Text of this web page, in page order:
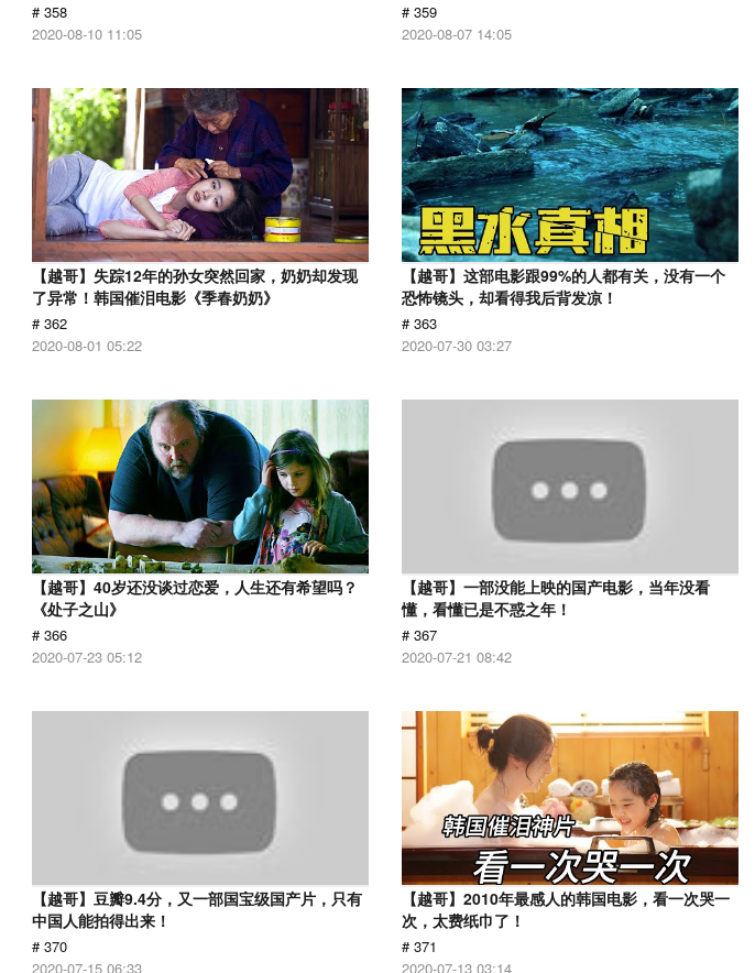
# 358
2020-08-10 11:05
# 359
2020-08-07 14:05
【越哥】失踪12年的孙女突然回家，奶奶却发现
了异常！韩国催泪电影《季春奶奶》
# 362
2020-08-01 05:22
【越哥】这部电影跟99%的人都有关，没有一个
恐怖镜头，却看得我后背发凉！
# 363
2020-07-30 03:27
【越哥】40岁还没谈过恋爱，人生还有希望吗？
《处子之山》
# 366
2020-07-23 05:12
【越哥】一部没能上映的国产电影，当年没看
懂，看懂已是不惑之年！
# 367
2020-07-21 08:42
【越哥】豆瓣9.4分，又一部国宝级国产片，只有
中国人能拍得出来！
# 370
2020-07-15 06:33
【越哥】2010年最感人的韩国电影，看一次哭一
次，太费纸巾了！
# 371
2020-07-13 03:14